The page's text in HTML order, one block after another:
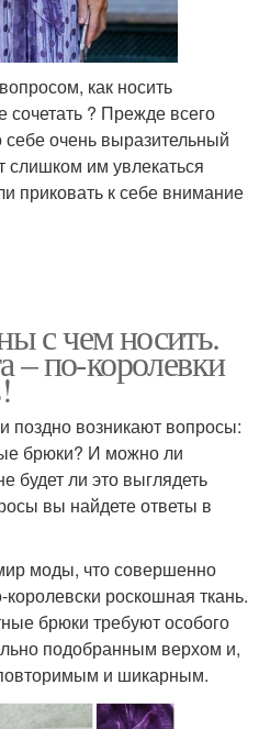
как носить
сочетать ? Прежде всего
очень выразительный
слишком им увлекаться
приковать к себе внимание
с чем носить.
– по-королевки
возникают вопросы:
брюки? И можно ли
будет ли это выглядеть
вы найдете ответы в
моды, что совершенно
роскошная ткань.
брюки требуют особого
подобранным верхом и,
и шикарным.